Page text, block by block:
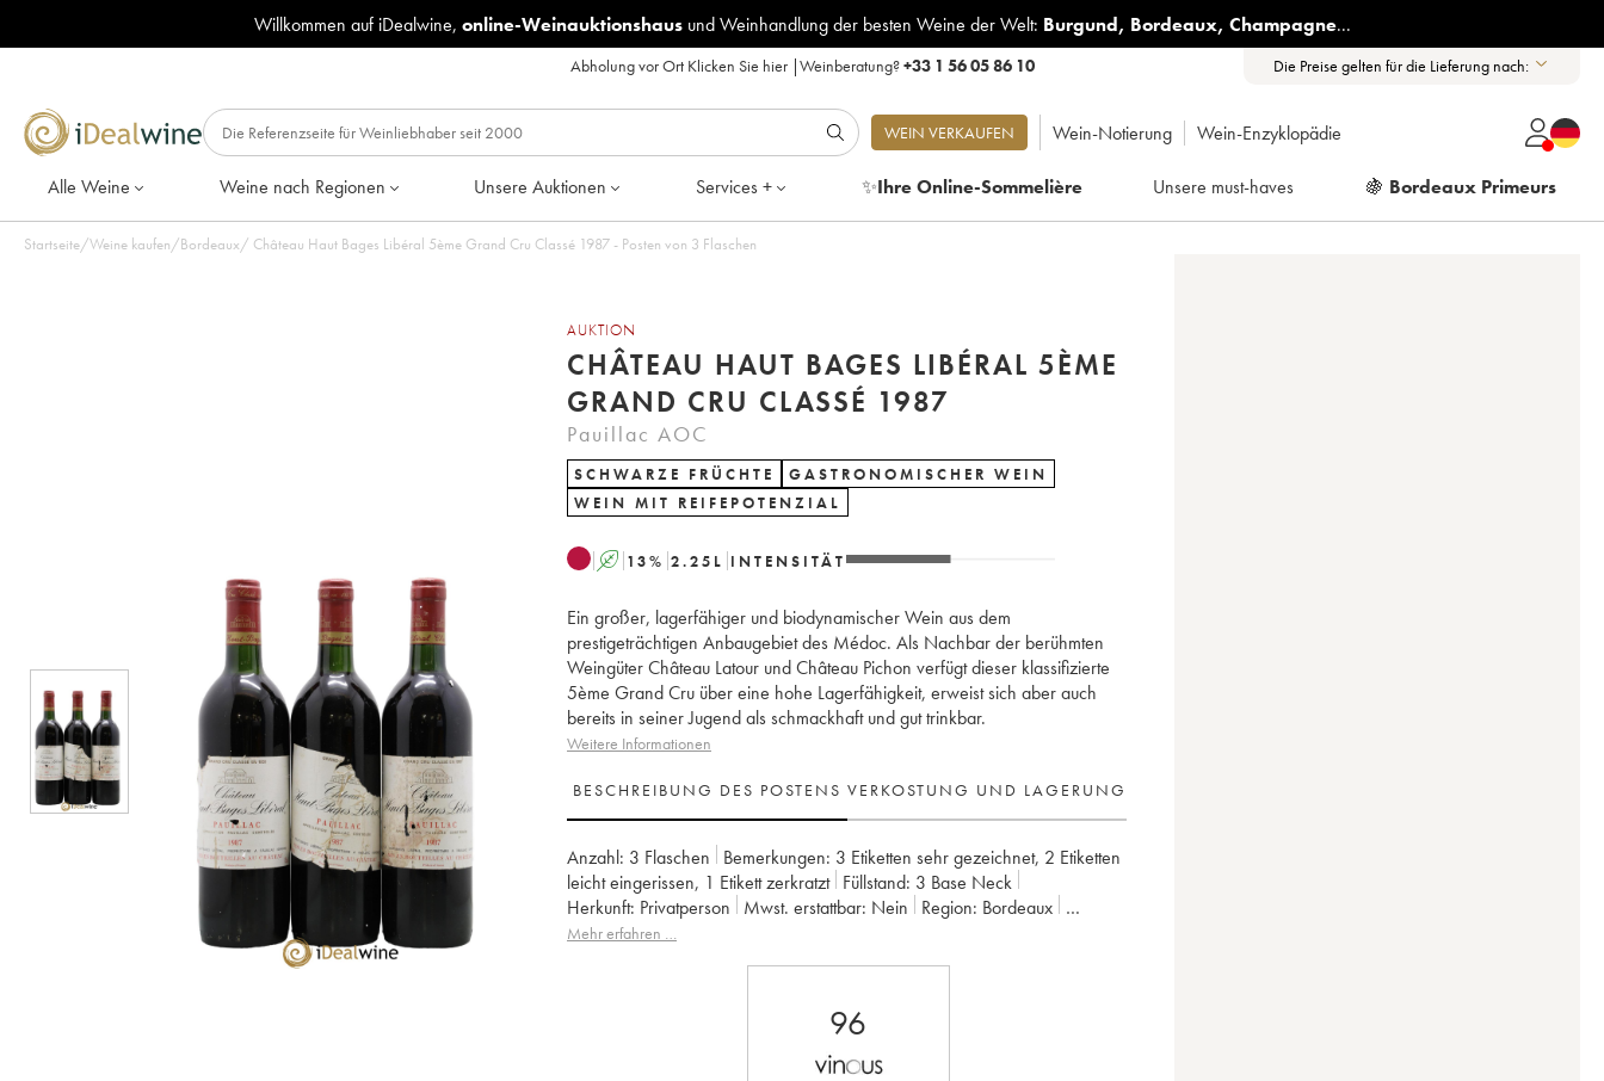
Willkommen auf iDealwine, online-Weinauktionshausund Weinhandlung der besten Weine der Welt: Burgund, Bordeaux, Champagne...
Abholung vor Ort Klicken Sie hier|Weinberatung?+33 1 56 05 86 10 Die Preise gelten für die Lieferung nach:
WEIN VERKAUFEN Wein-Notierung Wein-Enzyklopädie
Alle Weine Weine nach Regionen Unsere Auktionen Services + ✨Ihre Online-Sommelière Unsere must-haves 🍇 Bordeaux Primeurs
Startseite/Weine kaufen/Bordeaux/ Château Haut Bages Libéral 5ème Grand Cru Classé 1987 - Posten von 3 Flaschen
AUKTION
CHÂTEAU HAUT BAGES LIBÉRAL 5ÈME
GRAND CRU CLASSÉ 1987
Pauillac AOC
SCHWARZE FRÜCHTE
GASTRONOMISCHER WEIN
WEIN MIT REIFEPOTENZIAL
A 13% 2.25 L INTENSITÄT
Ein großer, lagerfähiger und biodynamischer Wein aus dem
prestigeträchtigen Anbaugebiet des Médoc. Als Nachbar der berühmten
Weingüter Château Latour und Château Pichon verfügt dieser klassifizierte
5ème Grand Cru über eine hohe Lagerfähigkeit, erweist sich aber auch
bereits in seiner Jugend als schmackhaft und gut trinkbar.
Weitere Informationen
BESCHREIBUNG DES POSTENS VERKOSTUNG UND LAGERUNG
Anzahl: 3 Flaschen Bemerkungen: 3 Etiketten sehr gezeichnet, 2 Etiketten
leicht eingerissen, 1 Etikett zerkratzt Füllstand: 3 Base Neck
Herkunft:
privatperson Mwst. erstattbar: nein Region:
Bordeaux
Appellation: Pauillac
Mehr erfahren …
96